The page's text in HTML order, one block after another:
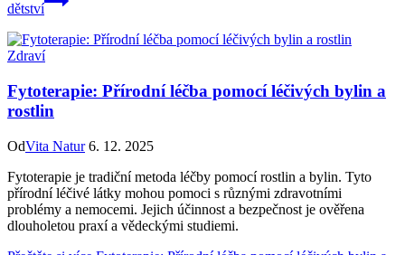
dětství
Zdraví
Fytoterapie: Přírodní léčba pomocí léčivých bylin a
rostlin
OdVita Natur 6. 12. 2025
Fytoterapie je tradiční metoda léčby pomocí rostlin a bylin. Tyto
přírodní léčivé látky mohou pomoci s různými zdravotními
problémy a nemocemi. Jejich účinnost a bezpečnost je ověřena
dlouholetou praxí a vědeckými studiemi.